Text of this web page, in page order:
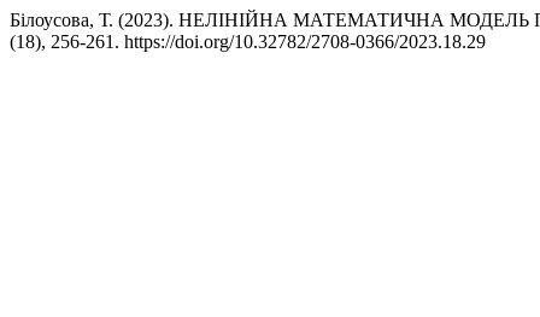
Білоусова, Т. (2023). НЕЛІНІЙНА МАТЕМАТИЧНА
(18), 256-261. https://doi.org/10.32782/2708-0366/2023.18.29